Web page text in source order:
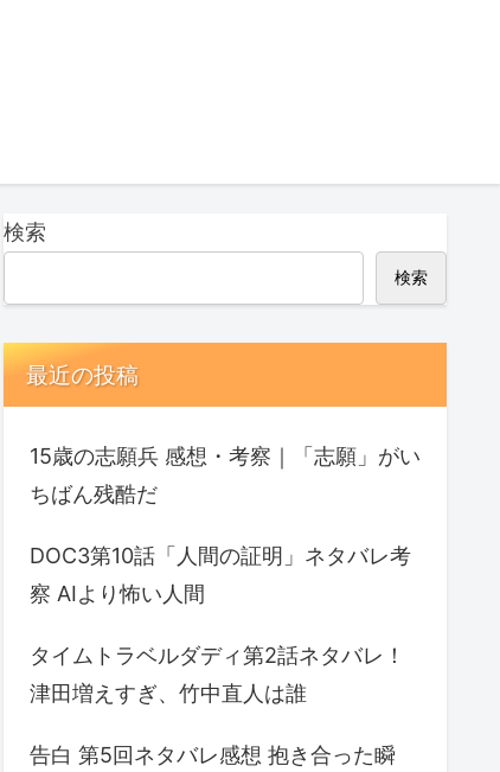
検索
検索
最近の投稿
15歳の志願兵 感想・考察｜「志願」がい
ちばん残酷だ
DOC3第10話「人間の証明」ネタバレ考
察 AIより怖い人間
タイムトラベルダディ第2話ネタバレ！
津田増えすぎ、竹中直人は誰
告白 第5回ネタバレ感想 抱き合った瞬